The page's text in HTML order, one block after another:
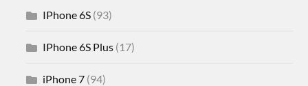
IPhone 6S (93)
IPhone 6S Plus (17)
iPhone 7 (94)